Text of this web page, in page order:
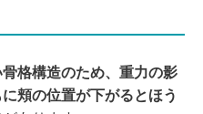
格構造のため、重力の影
頬の位置が下がるとほう